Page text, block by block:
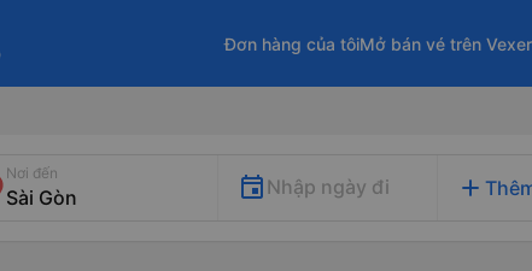
Đơn hàng của tôiMở bán vé trên
Nơi đến
Nhập ngày đi add